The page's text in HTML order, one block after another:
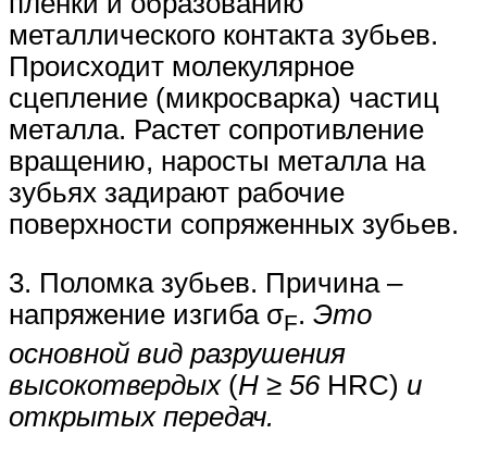
металлического контакта зубьев.
Происходит молекулярное
сцепление (микросварка) частиц
металла. Растет сопротивление
вращению, наросты металла на
зубьях задирают рабочие
поверхности сопряженных зубьев.
3. Поломка зубьев. Причина –
напряжение изгиба σF. Это
основной вид разрушения
высокотвердых(Н ≥ 56HRC) и
открытых передач.